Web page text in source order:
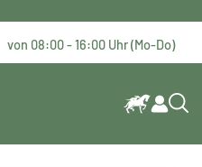
von 08:00 - 16:00 Uhr (Mo-Do)